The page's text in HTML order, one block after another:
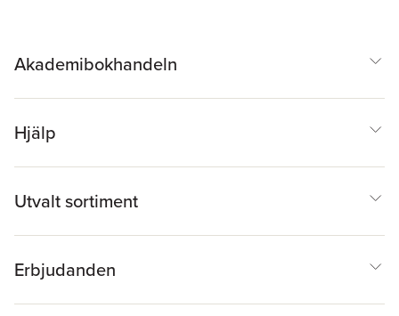
Akademibokhandeln
Hjälp
Utvalt sortiment
Erbjudanden